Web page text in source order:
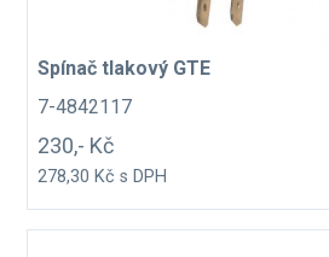
Spínač tlakový GTE
7-4842117
230,- Kč
278,30 Kč s DPH